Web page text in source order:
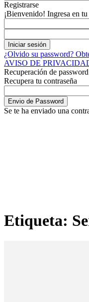
Registrarse
¡Bienvenido! Ingresa en tu
¿Olvido su password?
AVISO DE
Recuperación de password
Recupera tu contraseña
Se te ha enviado una
Etiqueta: